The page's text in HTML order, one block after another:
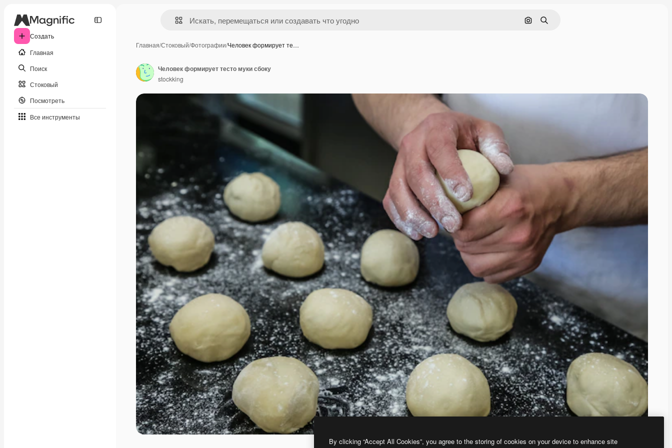
Создать
Главная
Поиск
Стоковый
Посмотреть
Все инструменты
Поиск по изображению
Поиск
Главная/Стоковый/Фотографии/Человек формирует те…
Человек формирует тесто муки сбоку
stockking
By clicking “Accept All Cookies”, you agree to the storing of cookies on your device to enhance site